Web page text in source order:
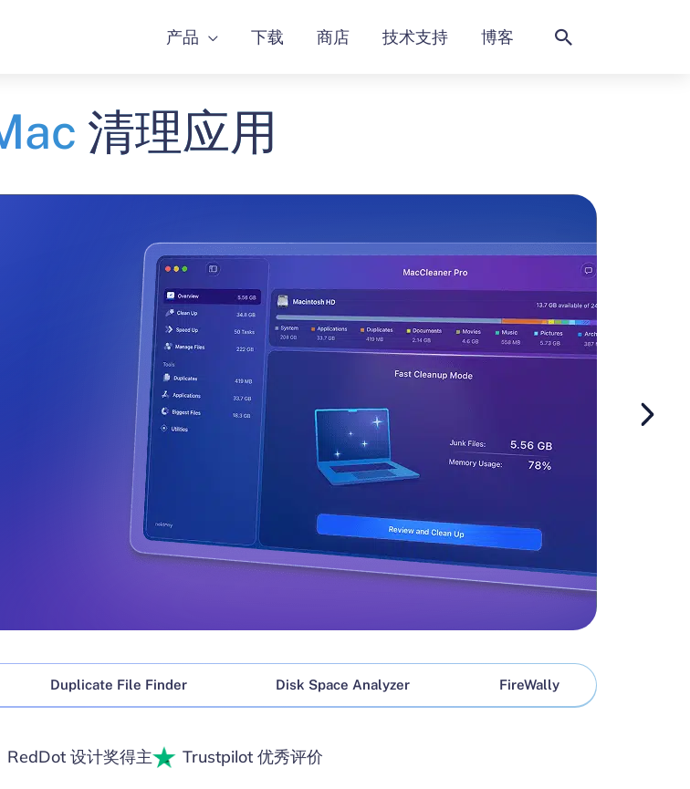
产品 下载 商店 技术支持 博客
搜
清理应用
Duplicate File Finder Disk Space Analyzer FireWally
RedDot 设计奖得主 Trustpilot 优秀评价